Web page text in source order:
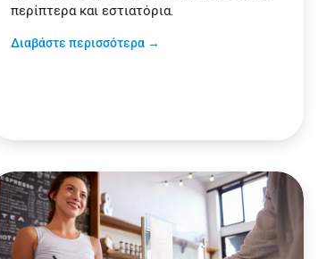
περίπτερα και εστιατόρια.
Διαβάστε περισσότερα →